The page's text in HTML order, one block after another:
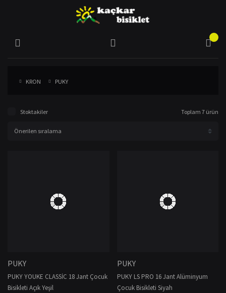
KRON PUKY
Stoktakiler Toplam 7 ürün
PUKY
PUKY YOUKE CLASSİC 18 Jant Çocuk
Bisikleti Açık Yeşil
PUKY
PUKY LS PRO 16 Jant Alüminyum
Çocuk Bisikleti Siyah